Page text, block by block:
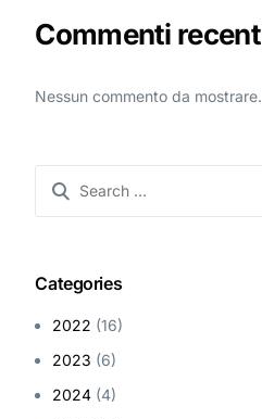
Commenti
Nessun commento da mostrare.
Categories
2022 (16)
2023 (6)
2024 (4)